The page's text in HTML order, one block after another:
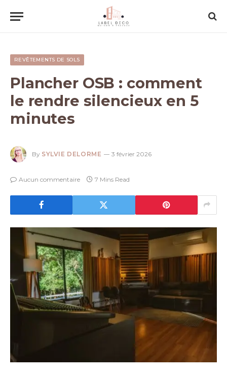
REVÊTEMENTS DE SOLS
Plancher OSB : comment
le rendre silencieux en 5
minutes
By SYLVIE DELORME 3 février 2026
Aucun commentaire 7 Mins Read